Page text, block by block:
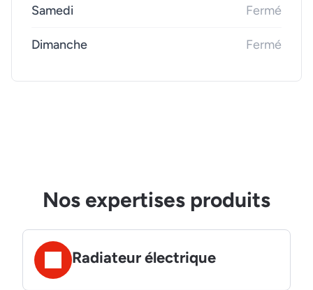
Samedi Fermé
Dimanche Fermé
Nos expertises produits
Radiateur électrique